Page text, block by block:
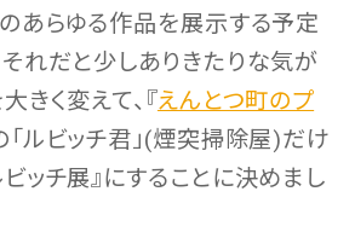
のあらゆる作品を展示する予定
それだと少しありきたりな気が
きく変えて、『えんとつ町のプ
「ルビッチ君」(煙突掃除屋)だけ
ッチ展』にすることに決めまし